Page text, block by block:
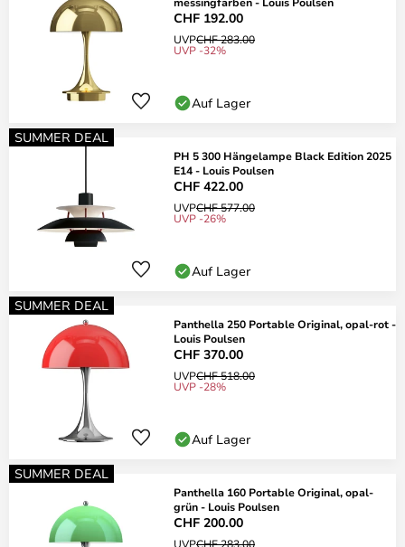
CHF 192.00
UVPCHF 283.00
UVP -32%
Auf Lager
SUMMER DEAL
PH 5 300 Hängelampe Black Edition 2025
E14 - Louis Poulsen
CHF 422.00
UVPCHF 577.00
UVP -26%
Auf Lager
SUMMER DEAL
Panthella 250 Portable Original, opal-rot -
Louis Poulsen
CHF 370.00
UVPCHF 518.00
UVP -28%
Auf Lager
SUMMER DEAL
Panthella 160 Portable Original, opal-
grün - Louis Poulsen
CHF 200.00
UVPCHF 283.00